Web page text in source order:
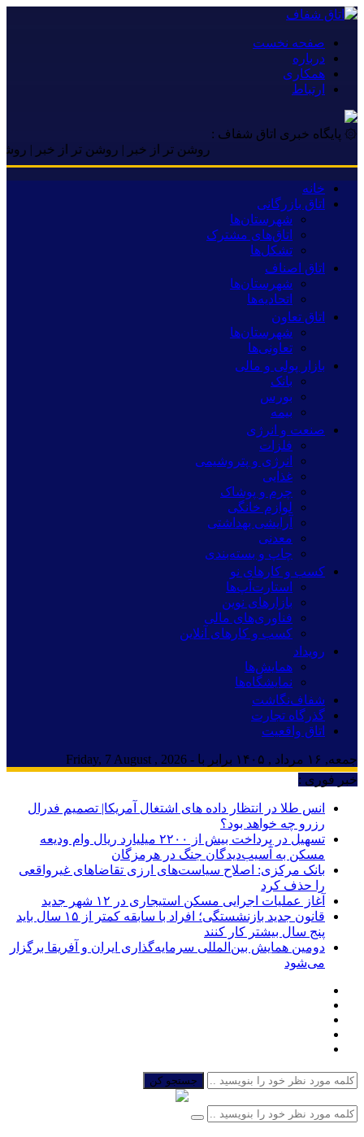
صفحه نخست
درباره
همکاری
ارتباط
۞ پایگاه خبری اتاق شفاف :
روشن تر از خبر | روشن تر از خبر | روشن تر
خانه
اتاق بازرگانی
شهرستان‌ها
اتاق‌های مشترک
تشکل‌ها
اتاق اصناف
شهرستان‌ها
اتحادیه‌ها
اتاق تعاون
شهرستان‌ها
تعاونی‌ها
بازار پولی و مالی
بانک
بورس
بیمه
صنعت و انرژی
فلزات
انرژی و پتروشیمی
غذایی
چرم و پوشاک
لوازم خانگی
آرایشی بهداشتی
معدنی
چاپ و بسته‌بندی
کسب و کارهای نو
استارت‌آپ‌ها
بازارهای نوین
فناوری‌های مالی
کسب و کارهای آنلاین
رویداد
همایش‌ها
نمایشگاه‌ها
شفاف‌نگاشت
گذرگاه تجارت
اتاق واقعیت
جمعه, ۱۶ مرداد , ۱۴۰۵ برابر با - Friday, 7 August , 2026
خبر فوری :
انس طلا در انتظار داده های اشتغال آمریکا| تصمیم فدرال
رزرو چه خواهد بود؟
تسهیل در پرداخت بیش از ۲۲۰۰ میلیارد ریال وام ودیعه
مسکن به آسیب‌دیدگان جنگ در هرمزگان
بانک مرکزی: اصلاح سیاست‌های ارزی تقاضاهای غیرواقعی
را حذف کرد
آغاز عملیات اجرایی مسکن استیجاری در ۱۲ شهر جدید
قانون جدید بازنشستگی؛ افراد با سابقه کمتر از ۱۵ سال باید
پنج سال بیشتر کار کنند
دومین همایش بین‌المللی سرمایه‌گذاری ایران و آفریقا برگزار
می‌شود
جستجو کن